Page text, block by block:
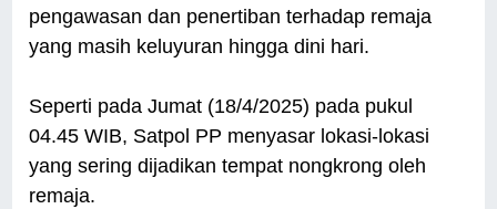
pengawasan dan penertiban terhadap remaja
yang masih keluyuran hingga dini hari.
Seperti pada Jumat (18/4/2025) pada pukul
04.45 WIB, Satpol PP menyasar lokasi-lokasi
yang sering dijadikan tempat nongkrong oleh
remaja.